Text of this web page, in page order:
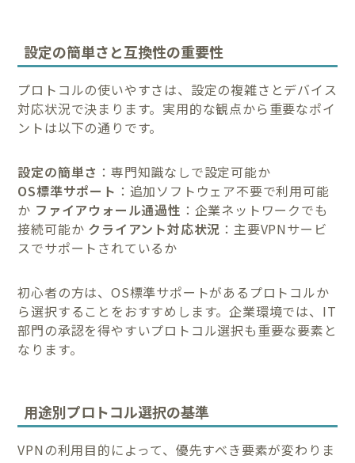
設定の簡単さと互換性の重要性
プロトコルの使いやすさは、設定の複雑さとデバイス
対応状況で決まります。実用的な観点から重要なポイ
ントは以下の通りです。
設定の簡単さ ：専門知識なしで設定可能か
OS標準サポート ：追加ソフトウェア不要で利用可能
か ファイアウォール通過性 ：企業ネットワークでも
接続可能か クライアント対応状況 ：主要VPNサービ
スでサポートされているか
初心者の方は、OS標準サポートがあるプロトコルか
ら選択することをおすすめします。企業環境では、IT
部門の承認を得やすいプロトコル選択も重要な要素と
なります。
用途別プロトコル選択の基準
VPNの利用目的によって、優先すべき要素が変わりま